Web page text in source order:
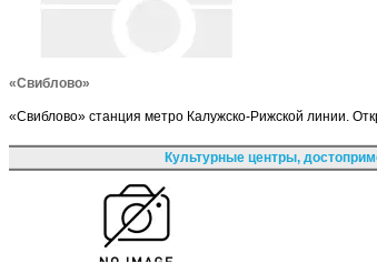
«Свиблово»
«Свиблово» станция метро Калужско-Рижской линии.
Культурные центры,